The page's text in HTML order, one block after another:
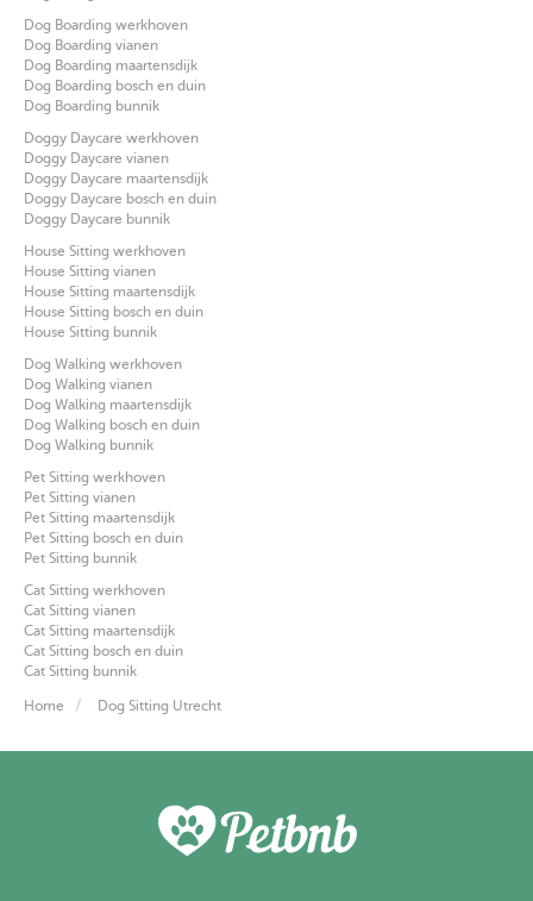
Dog Boarding werkhoven
Dog Boarding vianen
Dog Boarding maartensdijk
Dog Boarding bosch en duin
Dog Boarding bunnik
Doggy Daycare werkhoven
Doggy Daycare vianen
Doggy Daycare maartensdijk
Doggy Daycare bosch en duin
Doggy Daycare bunnik
House Sitting werkhoven
House Sitting vianen
House Sitting maartensdijk
House Sitting bosch en duin
House Sitting bunnik
Dog Walking werkhoven
Dog Walking vianen
Dog Walking maartensdijk
Dog Walking bosch en duin
Dog Walking bunnik
Pet Sitting werkhoven
Pet Sitting vianen
Pet Sitting maartensdijk
Pet Sitting bosch en duin
Pet Sitting bunnik
Cat Sitting werkhoven
Cat Sitting vianen
Cat Sitting maartensdijk
Cat Sitting bosch en duin
Cat Sitting bunnik
Home Dog Sitting Utrecht